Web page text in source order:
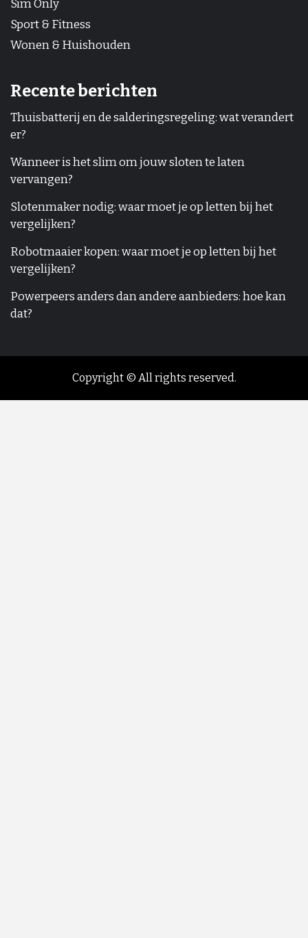
Sim Only
Sport & Fitness
Wonen & Huishouden
Recente berichten
Thuisbatterij en de salderingsregeling: wat verandert
er?
Wanneer is het slim om jouw sloten te laten
vervangen?
Slotenmaker nodig: waar moet je op letten bij het
vergelijken?
Robotmaaier kopen: waar moet je op letten bij het
vergelijken?
Powerpeers anders dan andere aanbieders: hoe kan
dat?
Copyright © All rights reserved.